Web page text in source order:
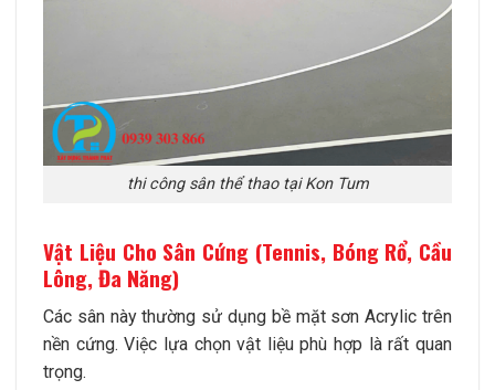
thi công sân thể thao tại Kon Tum
Vật Liệu Cho Sân Cứng (Tennis, Bóng Rổ, Cầu
Lông, Đa Năng)
Các sân này thường sử dụng bề mặt sơn Acrylic trên
nền cứng. Việc lựa chọn vật liệu phù hợp là rất quan
trọng.